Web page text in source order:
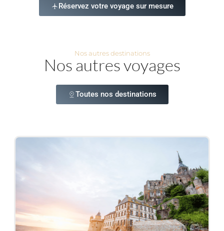
Réservez votre voyage sur mesure
Nos autres destinations
Nos autres voyages
Toutes nos destinations